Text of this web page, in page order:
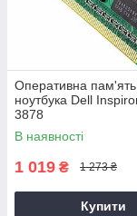
Оперативна
ноутбука Dell
3878
В наявності
1 019 ₴ 1 273 ₴
Купити